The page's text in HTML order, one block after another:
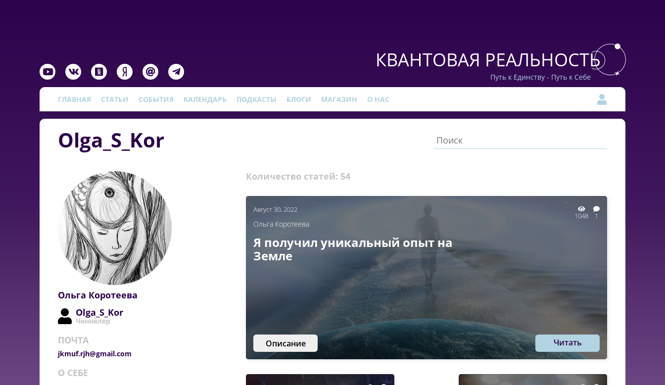
КВАНТОВАЯ РЕАЛЬНОСТЬ
Путь к Единству - Путь к Себе
ГЛАВНАЯ СТАТЬИ СОБЫТИЯ КАЛЕНДАРЬ ПОДКАСТЫ БЛОГИ МАГАЗИН О НАС
Olga_S_Kor
Ольга Коротеева
Olga_S_Kor
Ченнелер
ПОЧТА
jkmuf.rjh@gmail.com
О СЕБЕ
Количество статей: 54
Август 30, 2022
1048 1
Ольга Коротеева
Я получил уникальный опыт на
Земле
Описание Читать